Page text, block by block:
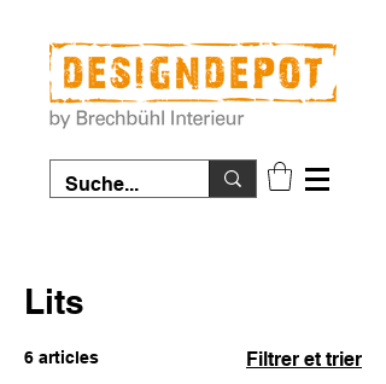
Lits
6 articles Filtrer et trier